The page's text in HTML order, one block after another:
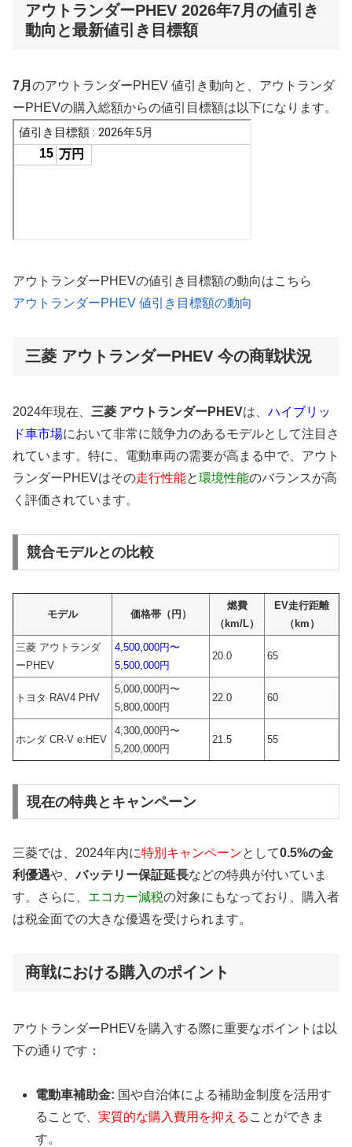
アウトランダーPHEV 2026年7月の値引き
動向と最新値引き目標額
7月 のアウトランダーPHEV 値引き動向と、アウトランダ
ーPHEVの購入総額からの値引目標額は以下になります。
アウトランダーPHEVの値引き目標額の動向はこちら
アウトランダーPHEV 値引き目標額の動向
三菱 アウトランダーPHEV 今の商戦状況
2024年現在、 三菱 アウトランダーPHEVは、 ハイブリッ
ド車市場において非常に競争力のあるモデルとして注目さ
れています。特に、電動車両の需要が高まる中で、アウト
ランダーPHEVはその走行性能と環境性能のバランスが高
く評価されています。
競合モデルとの比較
モデル 価格帯（円）
燃費
（km/L）
EV走行距離
（km）
三菱 アウトランダ
ーPHEV
4,500,000円〜
5,500,000円
20.0 65
トヨタ RAV4 PHV
5,000,000円〜
5,800,000円
22.0 60
ホンダ CR-V e:HEV
4,300,000円〜
5,200,000円
21.5 55
現在の特典とキャンペーン
三菱では、2024年内に特別キャンペーンとして0.5%の金
利優遇や、バッテリー保証延長などの特典が付いていま
す。さらに、 エコカー減税の対象にもなっており、購入者
は税金面での大きな優遇を受けられます。
商戦における購入のポイント
アウトランダーPHEVを購入する際に重要なポイントは以
下の通りです：
電動車補助金: 国や自治体による補助金制度を活用す
ることで、実質的な購入費用を抑える ことができま
す。